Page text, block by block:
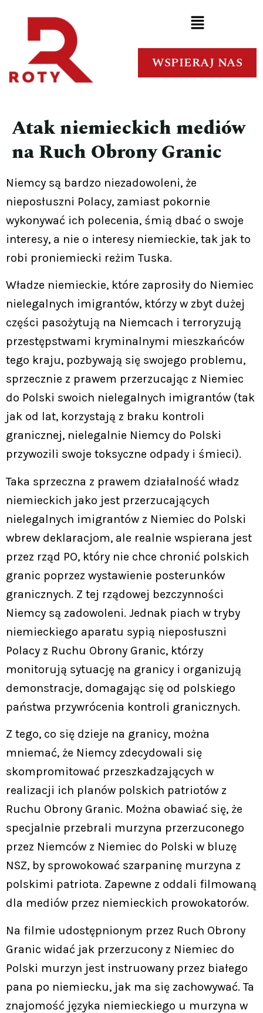
WSPIERAJ NAS
Atak niemieckich mediów
na Ruch Obrony Granic
Niemcy są bardzo niezadowoleni, że
nieposłuszni Polacy, zamiast pokornie
wykonywać ich polecenia, śmią dbać o swoje
interesy, a nie o interesy niemieckie, tak jak to
robi proniemiecki reżim Tuska.
Władze niemieckie, które zaprosiły do Niemiec
nielegalnych imigrantów, którzy w zbyt dużej
części pasożytują na Niemcach i terroryzują
przestępstwami kryminalnymi mieszkańców
tego kraju, pozbywają się swojego problemu,
sprzecznie z prawem przerzucając z Niemiec
do Polski swoich nielegalnych imigrantów (tak
jak od lat, korzystają z braku kontroli
granicznej, nielegalnie Niemcy do Polski
przywozili swoje toksyczne odpady i śmieci).
Taka sprzeczna z prawem działalność władz
niemieckich jako jest przerzucających
nielegalnych imigrantów z Niemiec do Polski
wbrew deklaracjom, ale realnie wspierana jest
przez rząd PO, który nie chce chronić polskich
granic poprzez wystawienie posterunków
granicznych. Z tej rządowej bezczynności
Niemcy są zadowoleni. Jednak piach w tryby
niemieckiego aparatu sypią nieposłuszni
Polacy z Ruchu Obrony Granic, którzy
monitorują sytuację na granicy i organizują
demonstracje, domagając się od polskiego
państwa przywrócenia kontroli granicznych.
Z tego, co się dzieje na granicy, można
mniemać, że Niemcy zdecydowali się
skompromitować przeszkadzających w
realizacji ich planów polskich patriotów z
Ruchu Obrony Granic. Można obawiać się, że
specjalnie przebrali murzyna przerzuconego
przez Niemców z Niemiec do Polski w bluzę
NSZ, by sprowokować szarpaninę murzyna z
polskimi patriota. Zapewne z oddali filmowaną
dla mediów przez niemieckich prowokatorów.
Na filmie udostępnionym przez Ruch Obrony
Granic widać jak przerzucony z Niemiec do
Polski murzyn jest instruowany przez białego
pana po niemiecku, jak ma się zachowywać. Ta
znajomość języka niemieckiego u murzyna w